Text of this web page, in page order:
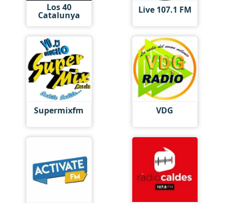
Los 40
Catalunya Live 107.1 FM
Supermixfm VDG